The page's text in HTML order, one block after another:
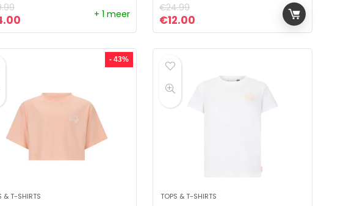
prijs was: €49.99.
Huidige prijs is: €14.00.
+ 1 meer
€24.99
Oorspronkelijke prijs was: €24.99.
€12.00 Huidige prijs is: €12.00.
- 43%
& T-SHIRTS TOPS & T-SHIRTS